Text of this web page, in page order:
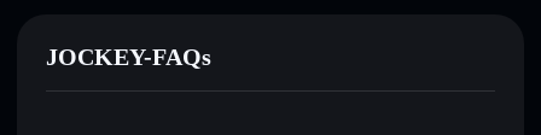
JOCKEY-FAQs